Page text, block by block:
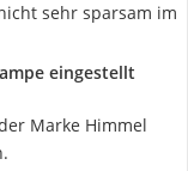
sehr sparsam im
eingestellt
Marke Himmel